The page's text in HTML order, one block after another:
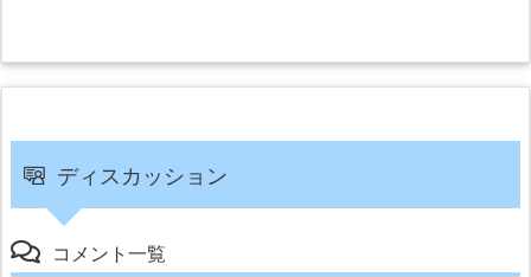
ディスカッション
コメント一覧